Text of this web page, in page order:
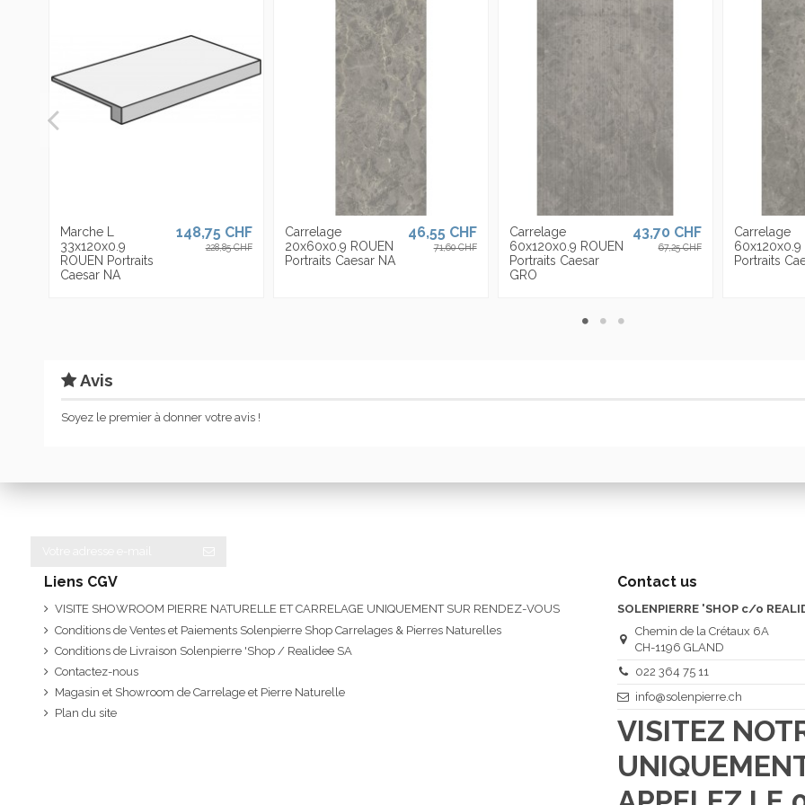
exporte dans plus de 90 pays et est présente avec ses propres sièges en Italie, aux USA et est présente avec ses propres sièges en Italie,
épaisseurs allant jusqu'à
30 mm, divisés en 23 formats et de nombreuses finitions de surface
Marche L
33x120x0.9
ROUEN Portraits
Caesar NA
148,75 CHF
228,85 CHF
Carrelage
20x60x0.9 ROUEN
Portraits Caesar NA
46,55 CHF
71,60 CHF
Carrelage
60x120x0.9 ROUEN
Portraits Caesar
GRO
43,70 CHF
67,25 CHF
Carrelage
60x120x0.9
Portraits
Avis
Soyez le premier à donner votre avis !
Liens CGV
VISITE SHOWROOM PIERRE NATURELLE ET CARRELAGE UNIQUEMENT SUR RENDEZ-VOUS
Conditions de Ventes et Paiements Solenpierre Shop Carrelages & Pierres Naturelles
Conditions de Livraison Solenpierre 'Shop / Realidee SA
Contactez-nous
Magasin et Showroom de Carrelage et Pierre Naturelle
Plan du site
Contact us
SOLENPIERRE 'SHOP c/o
Chemin de la Crétaux 6A
CH-1196 GLAND
022 364 75 11
info@solenpierre.ch
VISITEZ